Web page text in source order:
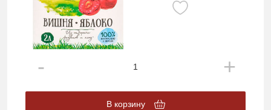
В корзину